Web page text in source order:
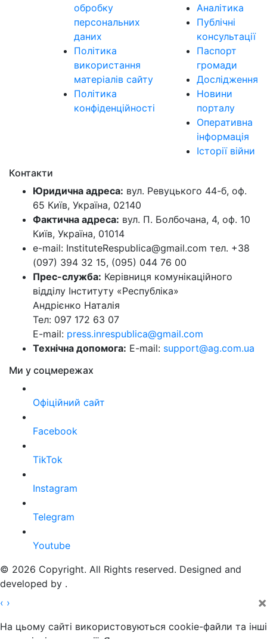
обробку
персональних
даних
Політика
використання
матеріалів сайту
Політика
конфіденційності
Аналітика
Публічні
консультації
Паспорт
громади
Дослідження
Новини
порталу
Оперативна
інформація
Історії війни
Контакти
Юридична адреса: вул. Ревуцького 44-б, оф.
65 Київ, Україна, 02140
Фактична адреса: вул. П. Болбочана, 4, оф. 10
Київ, Україна, 01014
e-mail: InstituteRespublica@gmail.com тел. +38
(097) 394 32 15, (095) 044 76 00
Прес-служба: Керівниця комунікаційного
відділу Інституту «Республіка»
Андрієнко Наталія
Тел: 097 172 63 07
E-mail: press.inrespublica@gmail.com
Технічна допомога: E-mail: support@ag.com.ua
Ми у соцмережах
Офіційний сайт
Facebook
TikTok
Instagram
Telegram
Youtube
© 2026 Copyright. All Rights reserved. Designed and
developed by .
‹ › ×
На цьому сайті використовуються cookie-файли та інші